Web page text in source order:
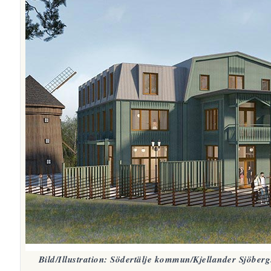
Bild/Illustration: Södertälje kommun/Kjellander